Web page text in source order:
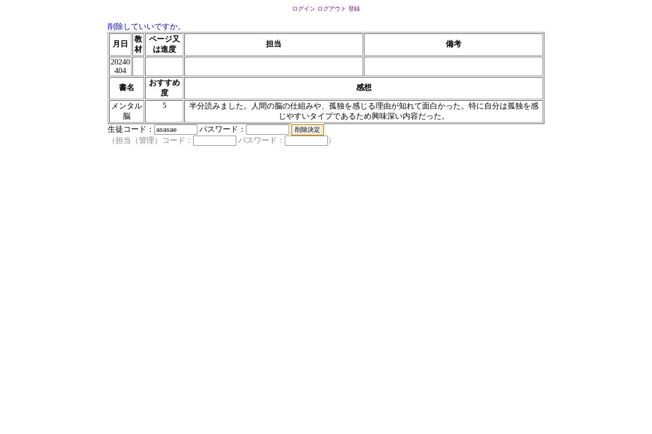
ログイン ログアウト 登録
削除していいですか。
月日
教
材
ページ又
は進度
担当 備考
20240
404
書名
おすすめ
度
感想
メンタル
脳
5
半分読みました。人間の脳の仕組みや、孤独を感じる理由が知れて面白かった。特に自分は孤独を感
じやすいタイプであるため興味深い内容だった。
生徒コード：
パスワード：
（担当（管理）コード：
パスワード： ）